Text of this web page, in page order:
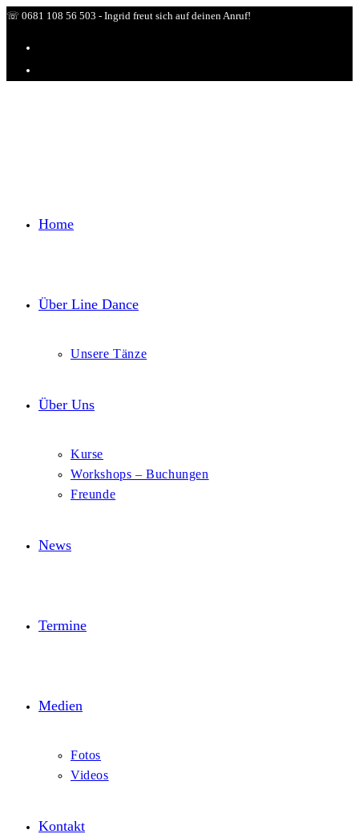
Zum
☏ 0681 108 56 503 - Ingrid freut sich auf deinen Anruf!
Home
Über Line Dance
Unsere Tänze
Über Uns
Kurse
Workshops – Buchungen
Freunde
News
Termine
Medien
Fotos
Videos
Kontakt